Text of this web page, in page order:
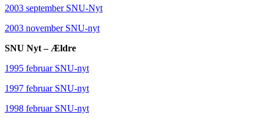
2003 september SNU-Nyt
2003 november SNU-nyt
SNU Nyt – Ældre
1995 februar SNU-nyt
1997 februar SNU-nyt
1998 februar SNU-nyt